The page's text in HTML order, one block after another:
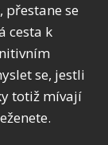
přestane se
cesta k
se, jestli
totiž mívají